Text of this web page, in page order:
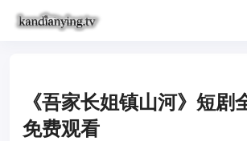
《吾家长姐镇山河》短剧
免费观看